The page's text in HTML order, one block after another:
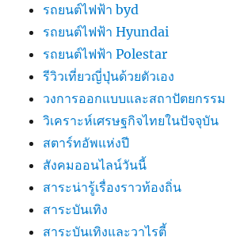
รถยนต์ไฟฟ้า byd
รถยนต์ไฟฟ้า Hyundai
รถยนต์ไฟฟ้า Polestar
รีวิวเที่ยวญี่ปุ่นด้วยตัวเอง
วงการออกแบบและสถาปัตยกรรม
วิเคราะห์เศรษฐกิจไทยในปัจจุบัน
สตาร์ทอัพแห่งปี
สังคมออนไลน์วันนี้
สาระน่ารู้เรื่องราวท้องถิ่น
สาระบันเทิง
สาระบันเทิงและวาไรตี้